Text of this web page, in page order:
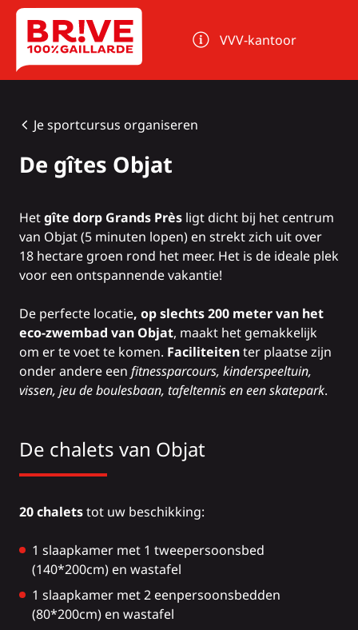
Cookies beheer paneel
VVV-kantoor
Je sportcursus organiseren
De gîtes Objat
Hetgîte dorp Grands Près ligt dicht bij het centrum
van Objat (5 minuten lopen) en strekt zich uit over
18 hectare groen rond het meer. Het is de ideale plek
voor een ontspannende vakantie!
De perfecte locatie, op slechts 200 meter van het
eco-zwembad van Objat, maakt het gemakkelijk
om er te voet te komen. Faciliteitenter plaatse zijn
onder andere een fitnessparcours, kinderspeeltuin,
vissen, jeu de boulesbaan, tafeltennis en een skatepark.
De chalets van Objat
20 chaletstot uw beschikking:
1 slaapkamer met 1 tweepersoonsbed
(140*200cm) en wastafel
1 slaapkamer met 2 eenpersoonsbedden
(80*200cm) en wastafel